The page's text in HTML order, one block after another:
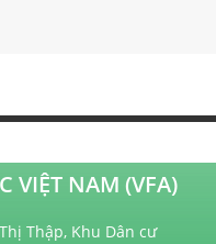
VIỆT NAM (VFA)
Thập, Khu Dân cư